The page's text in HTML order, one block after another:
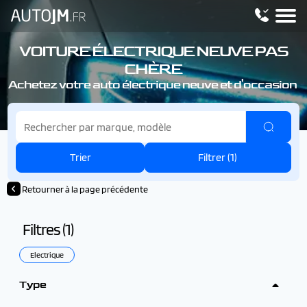
VOITURE ÉLECTRIQUE NEUVE PAS
CHÈRE
Achetez votre auto électrique neuve et d'occasion
Trier Filtrer (1)
Retourner à la page précédente
Filtres (1)
Electrique
Type